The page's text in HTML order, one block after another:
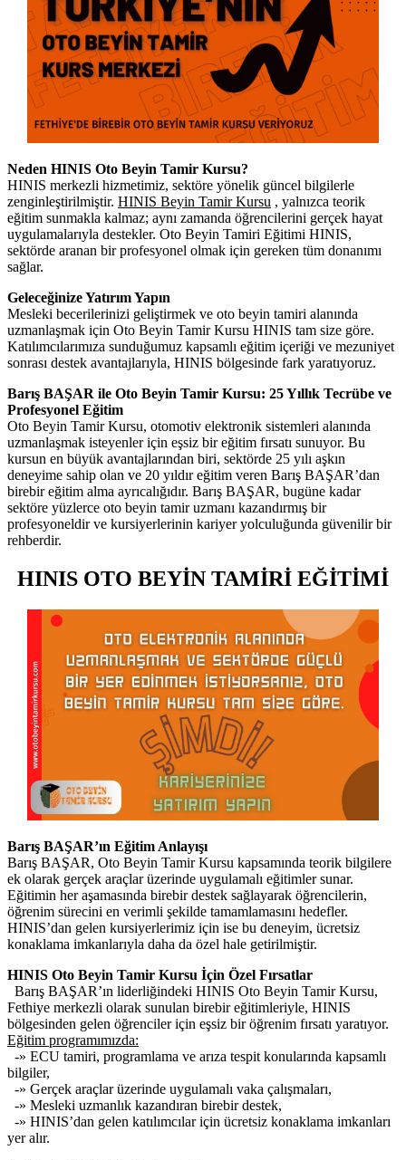
Neden HINIS Oto Beyin Tamir Kursu?
HINIS merkezli hizmetimiz, sektöre yönelik güncel bilgilerle
zenginleştirilmiştir. HINIS Beyin Tamir Kursu , yalnızca teorik
eğitim sunmakla kalmaz; aynı zamanda öğrencilerini gerçek hayat
uygulamalarıyla destekler. Oto Beyin Tamiri Eğitimi HINIS,
sektörde aranan bir profesyonel olmak için gereken tüm donanımı
sağlar.
Geleceğinize Yatırım Yapın
Mesleki becerilerinizi geliştirmek ve oto beyin tamiri alanında
uzmanlaşmak için Oto Beyin Tamir Kursu HINIS tam size göre.
Katılımcılarımıza sunduğumuz kapsamlı eğitim içeriği ve mezuniyet
sonrası destek avantajlarıyla, HINIS bölgesinde fark yaratıyoruz.
Barış BAŞAR ile Oto Beyin Tamir Kursu: 25 Yıllık Tecrübe ve
Profesyonel Eğitim
Oto Beyin Tamir Kursu, otomotiv elektronik sistemleri alanında
uzmanlaşmak isteyenler için eşsiz bir eğitim fırsatı sunuyor. Bu
kursun en büyük avantajlarından biri, sektörde 25 yılı aşkın
deneyime sahip olan ve 20 yıldır eğitim veren Barış BAŞAR’dan
birebir eğitim alma ayrıcalığıdır. Barış BAŞAR, bugüne kadar
sektöre yüzlerce oto beyin tamir uzmanı kazandırmış bir
profesyoneldir ve kursiyerlerinin kariyer yolculuğunda güvenilir bir
rehberdir.
HINIS OTO BEYİN TAMİRİ EĞİTİMİ
Barış BAŞAR’ın Eğitim Anlayışı
Barış BAŞAR, Oto Beyin Tamir Kursu kapsamında teorik bilgilere
ek olarak gerçek araçlar üzerinde uygulamalı eğitimler sunar.
Eğitimin her aşamasında birebir destek sağlayarak öğrencilerin,
öğrenim sürecini en verimli şekilde tamamlamasını hedefler.
HINIS’dan gelen kursiyerlerimiz için ise bu deneyim, ücretsiz
konaklama imkanlarıyla daha da özel hale getirilmiştir.
HINIS Oto Beyin Tamir Kursu İçin Özel Fırsatlar
Barış BAŞAR’ın liderliğindeki HINIS Oto Beyin Tamir Kursu,
Fethiye merkezli olarak sunulan birebir eğitimleriyle, HINIS
bölgesinden gelen öğrenciler için eşsiz bir öğrenim fırsatı yaratıyor.
Eğitim programımızda:
-» ECU tamiri, programlama ve arıza tespit konularında kapsamlı
bilgiler,
-» Gerçek araçlar üzerinde uygulamalı vaka çalışmaları,
-» Mesleki uzmanlık kazandıran birebir destek,
-» HINIS’dan gelen katılımcılar için ücretsiz konaklama imkanları
yer alır.